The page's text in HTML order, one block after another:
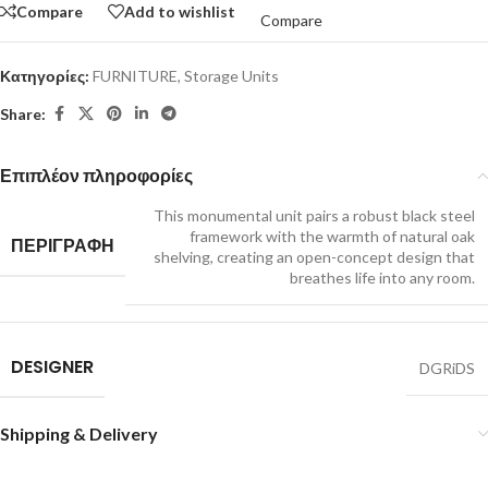
Compare Add to wishlist
Compare
Κατηγορίες: FURNITURE, Storage Units
Share:
Επιπλέον πληροφορίες
ΠΕΡΙΓΡΑΦΗ
This monumental unit pairs a robust black steel
framework with the warmth of natural oak
shelving, creating an open-concept design that
breathes life into any room.
DESIGNER DGRiDS
Shipping & Delivery